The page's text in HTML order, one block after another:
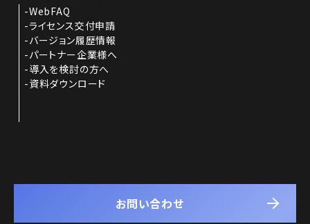
WebFAQ
ライセンス交付申請
バージョン履歴情報
パートナー企業様へ
導入を検討の方へ
資料ダウンロード
お問い合わせ